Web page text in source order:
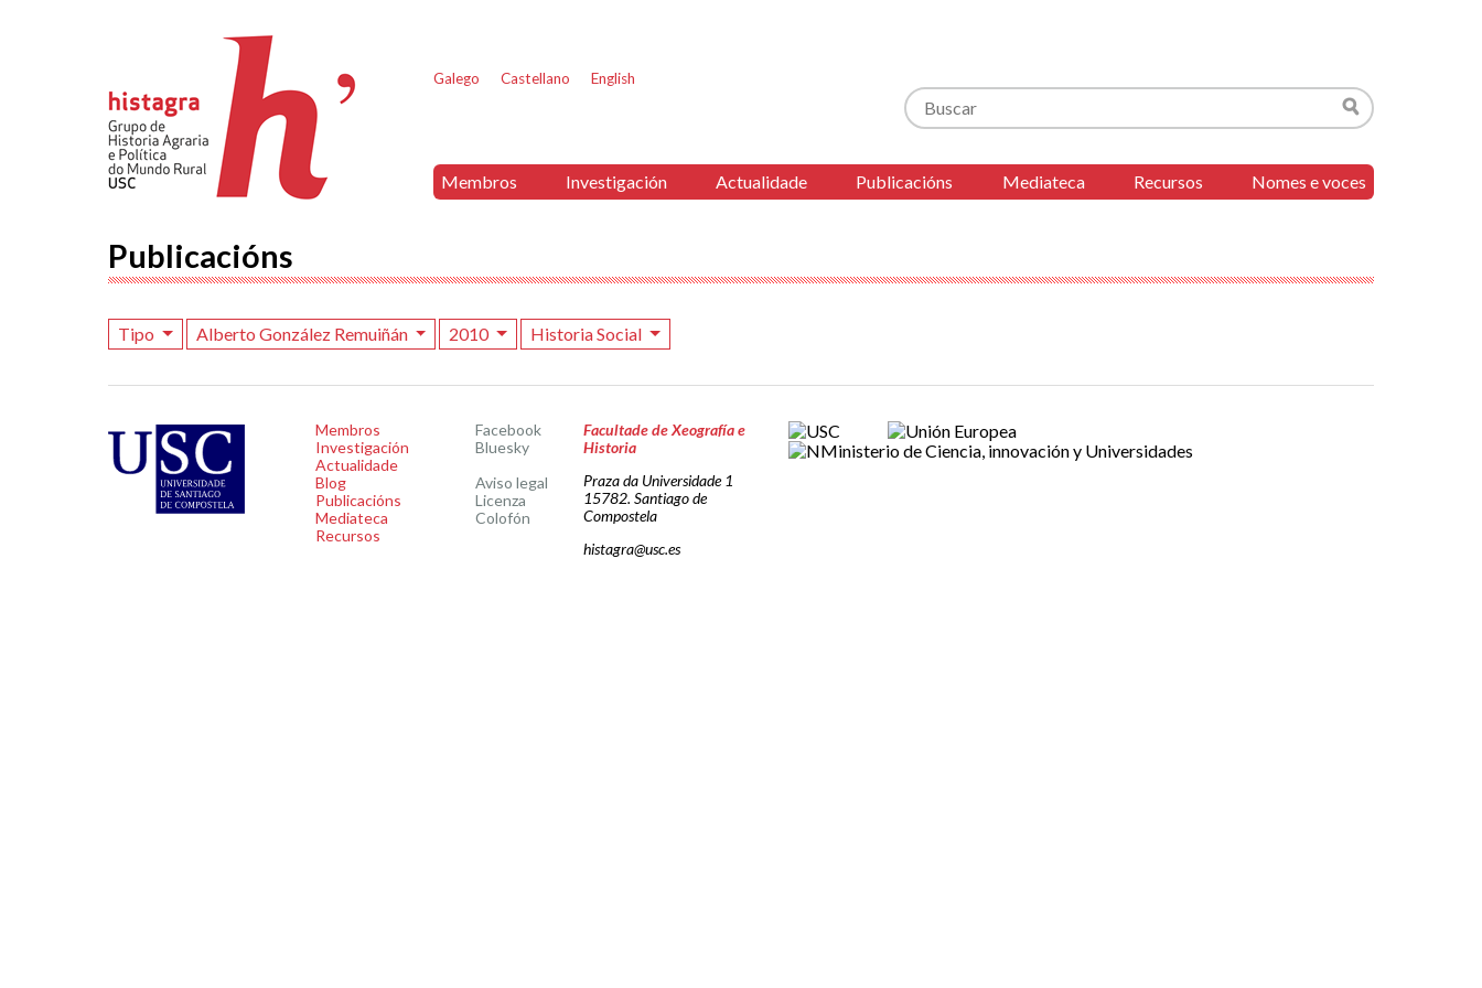
Galego Castellano English
Buscar
Buscar
Membros Investigación Actualidade Publicacións Mediateca Recursos Nomes e voces
Publicacións
Tipo Alberto González Remuiñán 2010 Historia Social
Membros
Investigación
Actualidade
Blog
Publicacións
Mediateca
Recursos
Facebook
Bluesky
Aviso legal
Licenza
Colofón
Facultade de Xeografía e
Historia
Praza da Universidade 1
15782. Santiago de
Compostela
histagra@usc.es